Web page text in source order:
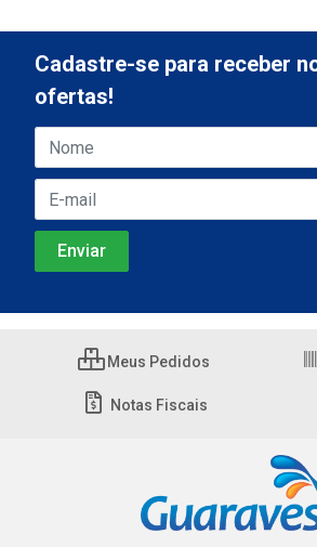
Cadastre-se para receber
ofertas!
Meus Pedidos
Notas Fiscais